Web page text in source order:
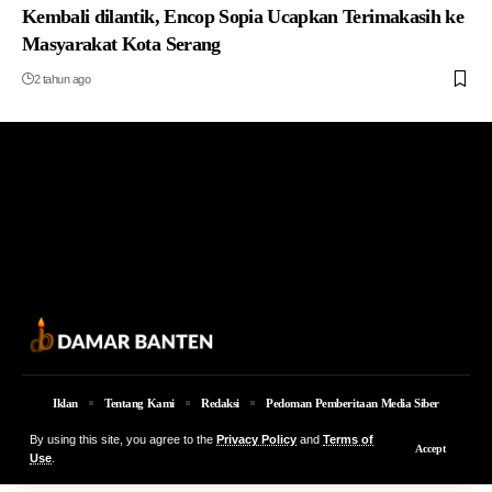
By using this site, you agree to the Privacy Policy and Terms of
Use
Accept
Kembali dilantik, Encop Sopia Ucapkan Terimakasih ke
Masyarakat Kota Serang
2 tahun ago
© 2026 Damar Banten | PT. MEDIA DAMAR BANTEN Jalan Jakarta KM 5,
Iklan Tentang Kami Redaksi Pedoman Pemberitaan Media Siber